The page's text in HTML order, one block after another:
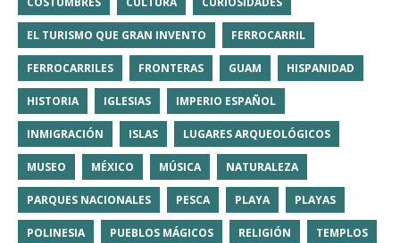
EL TURISMO QUE GRAN INVENTO FERROCARRIL
FERROCARRILES FRONTERAS GUAM HISPANIDAD
HISTORIA IGLESIAS IMPERIO ESPAÑOL
INMIGRACIÓN ISLAS LUGARES ARQUEOLÓGICOS
MUSEO MÉXICO MÚSICA NATURALEZA
PARQUES NACIONALES PESCA PLAYA PLAYAS
POLINESIA PUEBLOS MÁGICOS RELIGIÓN TEMPLOS